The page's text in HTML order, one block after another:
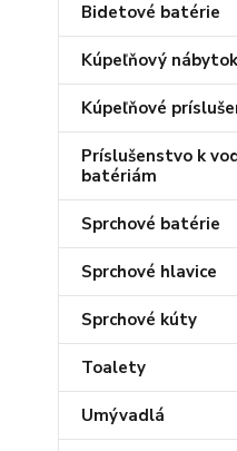
Bidetové batérie
Kúpeľňový nábytok
Kúpeľňové
Príslušenstvo k
batériám
Sprchové batérie
Sprchové hlavice
Sprchové kúty
Toalety
Umývadlá